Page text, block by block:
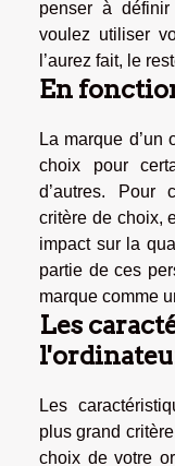
penser à
voulez utiliser
l’aurez fait, le
En
La marque d’un
choix pour
d’autres. Pour
critère de choix,
impact sur la
partie de ces
marque comme
Les
Les
plus grand
choix de votre